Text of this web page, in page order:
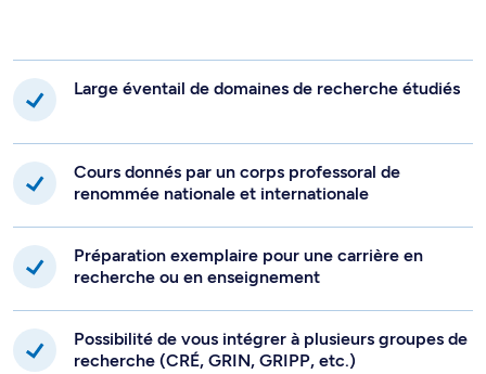
Large éventail de domaines de recherche étudiés
Cours donnés par un corps professoral de
renommée nationale et internationale
Préparation exemplaire pour une carrière en
recherche ou en enseignement
Possibilité de vous intégrer à plusieurs groupes de
recherche (CRÉ, GRIN, GRIPP, etc.)